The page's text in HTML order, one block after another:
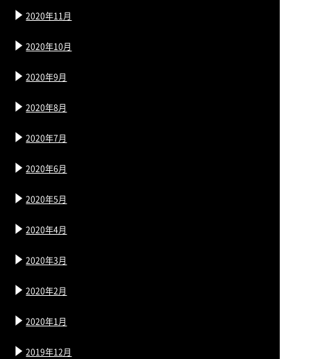
2020年11月
2020年10月
2020年9月
2020年8月
2020年7月
2020年6月
2020年5月
2020年4月
2020年3月
2020年2月
2020年1月
2019年12月